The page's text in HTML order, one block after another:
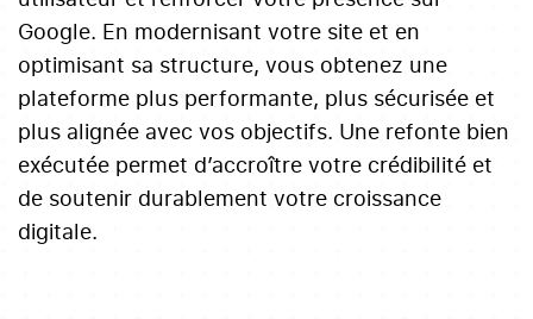
Google. En modernisant votre site et en
optimisant sa structure, vous obtenez une
plateforme plus performante, plus sécurisée et
plus alignée avec vos objectifs. Une refonte bien
exécutée permet d’accroître votre crédibilité et
de soutenir durablement votre croissance
digitale.